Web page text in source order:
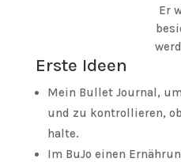
Er
Erste Ideen
Mein Bullet Journal,
und zu kontrollieren,
halte.
Im BuJo einen